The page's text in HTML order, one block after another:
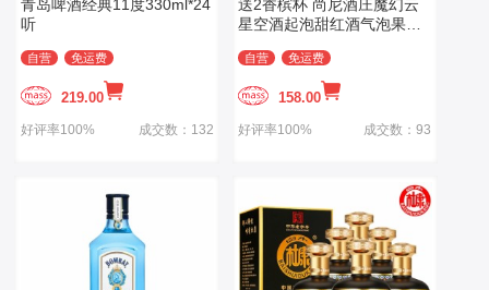
青岛啤酒经典11度330ml*24
听
自营 免运费
219.00
好评率100% 成交数：132
送2香槟杯 尚尼酒庄魔幻云
星空酒起泡甜红酒气泡果酒
自营 免运费
158.00
好评率100% 成交数：93